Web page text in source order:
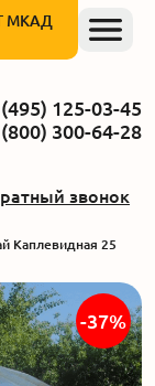
МКАД
125-03-45
300-64-28
звонок
Каплевидная 25
-37%